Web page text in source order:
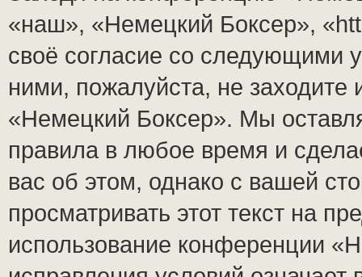
«наш», «Немецкий Боксер»,
своё согласие со следующими
ними, пожалуйста, не
«Немецкий Боксер». Мы
правила в любое время и
вас об этом, однако с вашей
просматривать этот текст на
использование конференции